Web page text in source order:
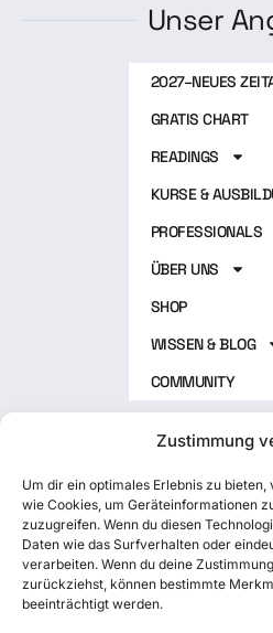
Zustimmung
Um dir ein optimales Erlebnis zu
wie Cookies, um Geräteinformationen
zuzugreifen. Wenn du diesen
Daten wie das Surfverhalten oder
verarbeiten. Wenn du deine
zurückziehst, können bestimmte
beeinträchtigt werden.
Unser
2027–NEUES
GRATIS CHART
READINGS
KURSE &
PROFESSIONALS
ÜBER UNS
SHOP
WISSEN & BLOG
COMMUNITY
Folgen
Newsletter